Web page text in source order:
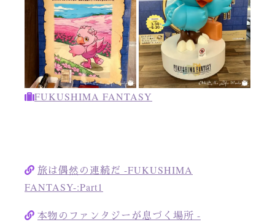
FUKUSHIMA FANTASY
旅は偶然の連続だ -FUKUSHIMA
FANTASY-:Part1
本物のファンタジーが息づく場所 -